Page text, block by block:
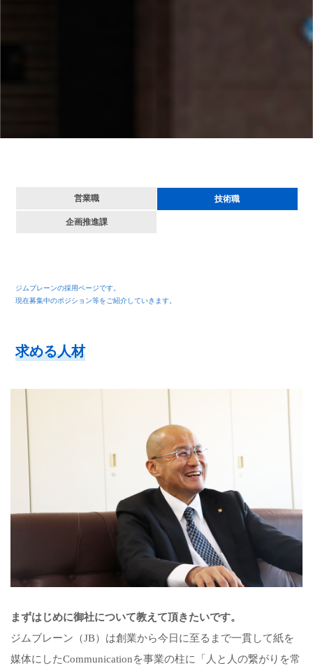
営業職 技術職
企画推進課
ジムブレーンの採用ページです。
現在募集中のポジション等をご紹介していきます。
求める人材
まずはじめに御社について教えて頂きたいです。
ジムブレーン（JB）は創業から今日に至るまで一貫して紙を
媒体にしたCommunicationを事業の柱に「人と人の繋がりを常